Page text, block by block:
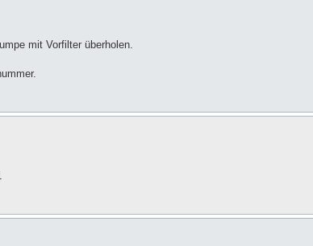
mit Vorfilter überholen.